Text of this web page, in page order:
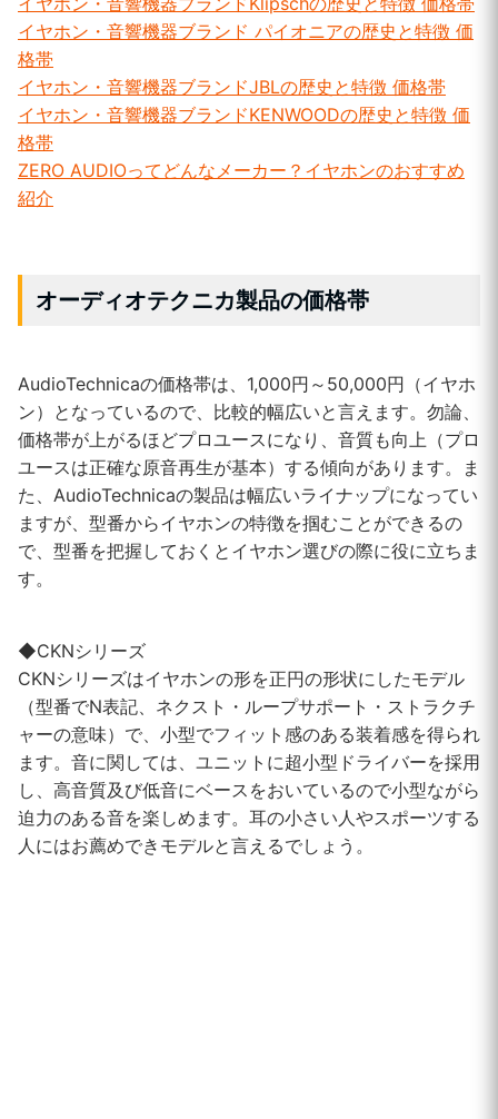
イヤホン・音響機器ブランド パイオニアの歴史と特徴 価
格帯
イヤホン・音響機器ブランドJBLの歴史と特徴 価格帯
イヤホン・音響機器ブランドKENWOODの歴史と特徴 価
格帯
ZERO AUDIOってどんなメーカー？イヤホンのおすすめ
紹介
オーディオテクニカ製品の価格帯
AudioTechnicaの価格帯は、1,000円～50,000円（イヤホ
ン）となっているので、比較的幅広いと言えます。勿論、
価格帯が上がるほどプロユースになり、音質も向上（プロ
ユースは正確な原音再生が基本）する傾向があります。ま
た、AudioTechnicaの製品は幅広いライナップになってい
ますが、型番からイヤホンの特徴を掴むことができるの
で、型番を把握しておくとイヤホン選びの際に役に立ちま
す。
◆CKNシリーズ
CKNシリーズはイヤホンの形を正円の形状にしたモデル
（型番でN表記、ネクスト・ループサポート・ストラクチ
ャーの意味）で、小型でフィット感のある装着感を得られ
ます。音に関しては、ユニットに超小型ドライバーを採用
し、高音質及び低音にベースをおいているので小型ながら
迫力のある音を楽しめます。耳の小さい人やスポーツする
人にはお薦めできモデルと言えるでしょう。